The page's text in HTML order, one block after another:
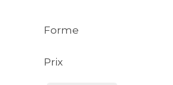
Forme
Prix